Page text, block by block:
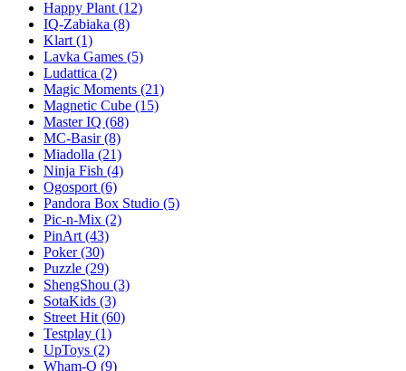
Happy Plant (12)
IQ-Zabiaka (8)
Klart (1)
Lavka Games (5)
Ludattica (2)
Magic Moments (21)
Magnetic Cube (15)
Master IQ (68)
MC-Basir(8)
Miadolla (21)
Ninja Fish (4)
Ogosport (6)
Pandora Box Studio (5)
Pic-n-Mix (2)
PinArt (43)
Poker(30)
Puzzle (29)
ShengShou (3)
SotaKids (3)
Street Hit (60)
Testplay (1)
UpToys (2)
Wham-O (9)